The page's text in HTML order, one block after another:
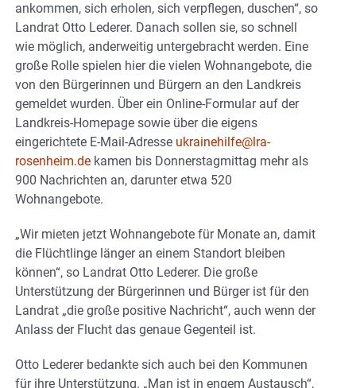
ankommen, sich erholen, sich verpflegen, duschen“, so
Landrat Otto Lederer. Danach sollen sie, so schnell
wie möglich, anderweitig untergebracht werden. Eine
große Rolle spielen hier die vielen Wohnangebote, die
von den Bürgerinnen und Bürgern an den Landkreis
gemeldet wurden. Über ein Online-Formular auf der
Landkreis-Homepage sowie über die eigens
eingerichtete E-Mail-Adresse ukrainehilfe@lra-
rosenheim.de kamen bis Donnerstagmittag mehr als
900 Nachrichten an, darunter etwa 520
Wohnangebote.
„Wir mieten jetzt Wohnangebote für Monate an, damit
die Flüchtlinge länger an einem Standort bleiben
können“, so Landrat Otto Lederer. Die große
Unterstützung der Bürgerinnen und Bürger ist für den
Landrat „die große positive Nachricht“, auch wenn der
Anlass der Flucht das genaue Gegenteil ist.
Otto Lederer bedankte sich auch bei den Kommunen
für ihre Unterstützung. „Man ist in engem Austausch“,